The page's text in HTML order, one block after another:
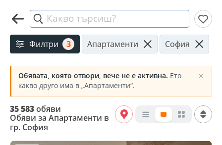
Какво търсиш?
Филтри 3 Апартаменти София
Обявата, която отвори, вече не е активна. Ето
какво друго има в „Апартаменти“.
✕
35 583обяви
Обяви за Апартаменти в
гр. София